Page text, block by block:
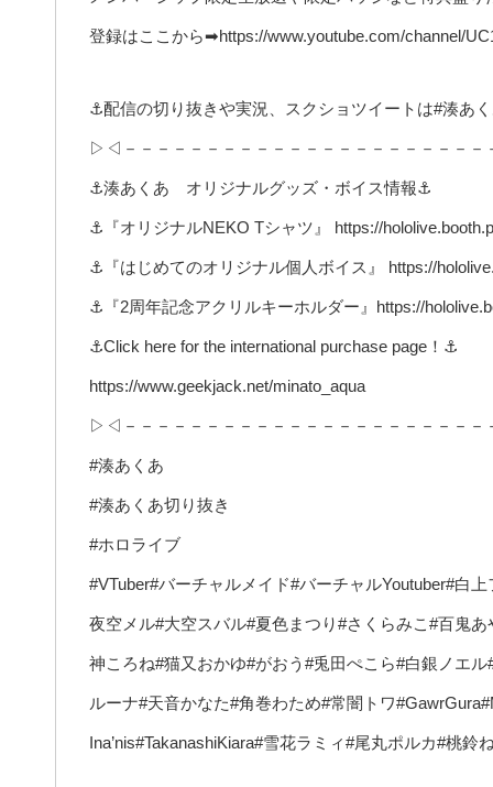
登録はここから➡https://www.youtube.com/channel/
⚓配信の切り抜きや実況、スクショツイートは#湊あ
▷◁－－－－－－－－－－－－－－－－－－－－－
⚓湊あくあ オリジナルグッズ・ボイス情報⚓
⚓『オリジナルNEKO Tシャツ』 https://
⚓『はじめてのオリジナル個人ボイス』 https://
⚓『2周年記念アクリルキーホルダー』https://
⚓Click here for the international purchase page！⚓
https://www.geekjack.net/minato_aqua
▷◁－－－－－－－－－－－－－－－－－－－－－
#湊あくあ
#湊あくあ切り抜き
#ホロライブ
#VTuber#バーチャルメイド#バーチャルYoutuber#白
夜空メル#大空スバル#夏色まつり#さくらみこ#百鬼
神ころね#猫又おかゆ#がおう#兎田ぺこら#白銀ノエ
ルーナ#天音かなた#角巻わため#常闇トワ
Ina’nis#TakanashiKiara#雪花ラミィ#尾丸ポルカ#桃鈴